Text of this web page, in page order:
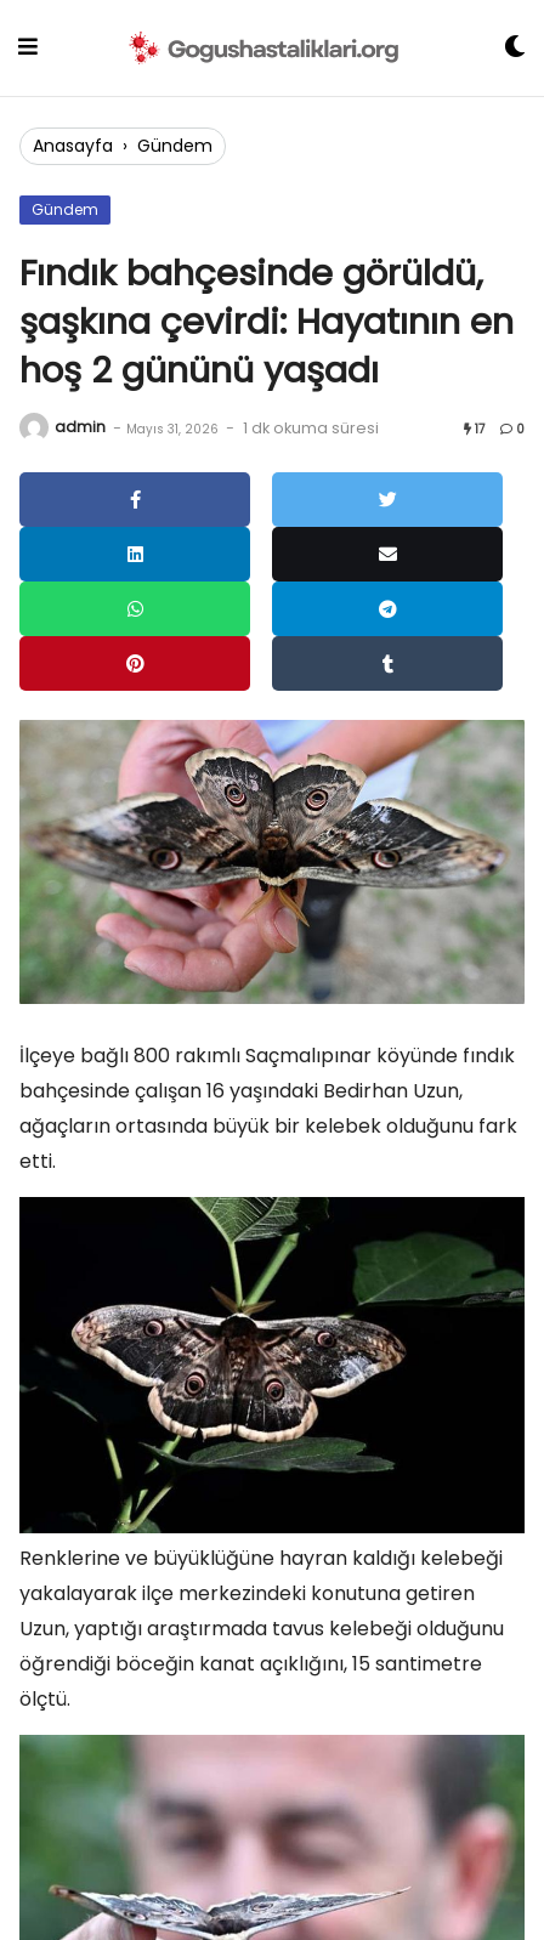
Anasayfa › Gündem
Gündem
Fındık bahçesinde görüldü,
şaşkına çevirdi: Hayatının en
hoş 2 gününü yaşadı
admin - Mayıs 31, 2026 - 1 dk okuma süresi 17 0
İlçeye bağlı 800 rakımlı Saçmalıpınar köyünde fındık
bahçesinde çalışan 16 yaşındaki Bedirhan Uzun,
ağaçların ortasında büyük bir kelebek olduğunu fark
etti.
Renklerine ve büyüklüğüne hayran kaldığı kelebeği
yakalayarak ilçe merkezindeki konutuna getiren
Uzun, yaptığı araştırmada tavus kelebeği olduğunu
öğrendiği böceğin kanat açıklığını, 15 santimetre
ölçtü.